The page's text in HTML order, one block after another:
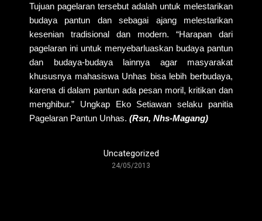
Tujuan pagelaran tersebut adalah untuk melestarikan
budaya pantun dan sebagai ajang melestarikan
kesenian tradisional dan modern. “Harapan dari
pagelaran ini untuk menyebarluaskan budaya pantun
dan budaya-budaya lainnya agar masyarakat
khususnya mahasiswa Unhas bisa lebih berbudaya,
karena di dalam pantun ada pesan moril, kritikan dan
menghibur.” Ungkap Eko Setiawan selaku panitia
Pagelaran Pantun Unhas. (Rsn, Nhs-Magang)
Uncategorized
24/05/2013